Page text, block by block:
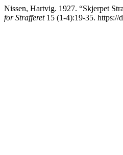
Nissen, Hartvig. 1927. “Skjerpet
for Strafferet15 (1-4):19-35. https://